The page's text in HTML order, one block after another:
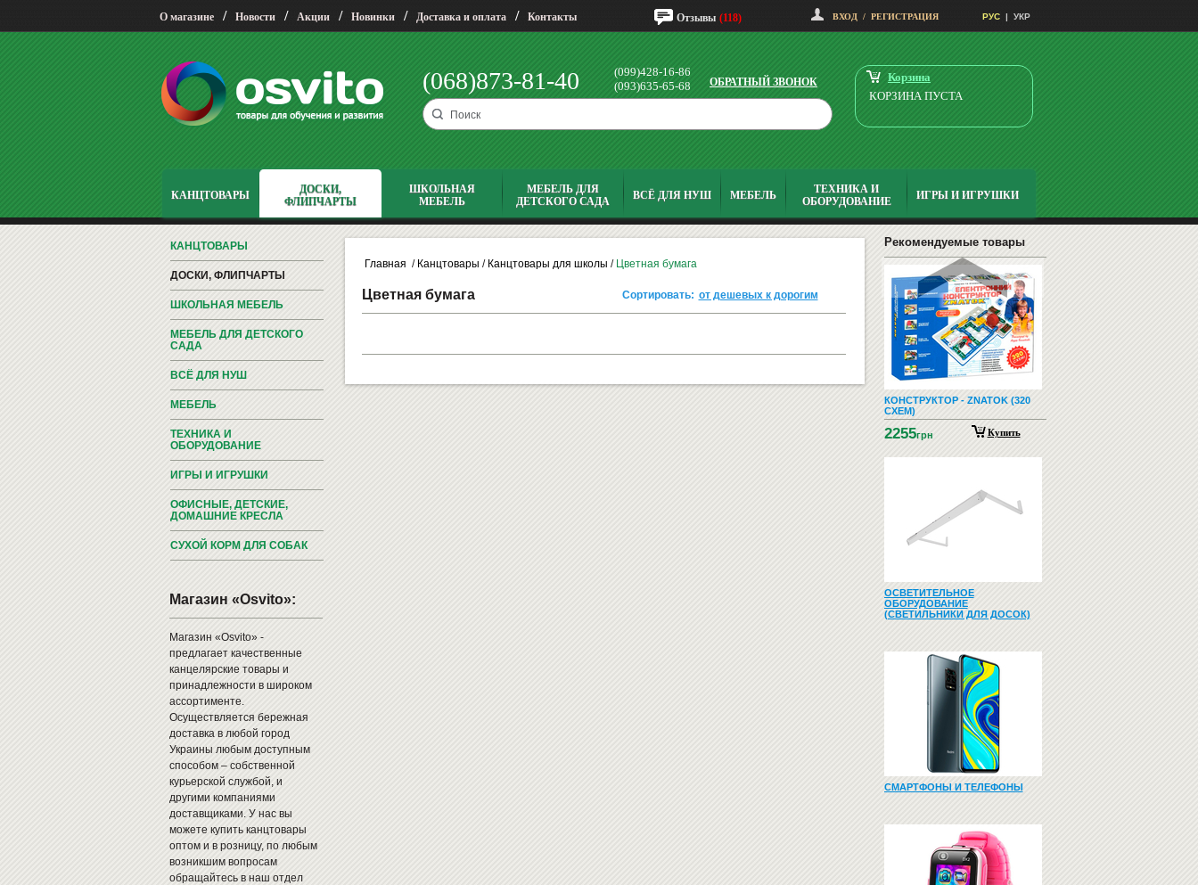
О магазине / Новости / Акции / Новинки / Доставка и оплата / Контакты Отзывы (118) ВХОД / РЕГИСТРАЦИЯ РУС | УКР
(068)873-81-40
(099)428-16-86
(093)635-65-68
ОБРАТНЫЙ ЗВОНОК
Корзина
КОРЗИНА ПУСТА
КАНЦТОВАРЫ
ДОСКИ,
ФЛИПЧАРТЫ
ШКОЛЬНАЯ
МЕБЕЛЬ
МЕБЕЛЬ ДЛЯ
ДЕТСКОГО САДА
ВСЁ ДЛЯ НУШ МЕБЕЛЬ
ТЕХНИКА И
ОБОРУДОВАНИЕ
ИГРЫ И ИГРУШКИ
КАНЦТОВАРЫ
ДОСКИ, ФЛИПЧАРТЫ
ШКОЛЬНАЯ МЕБЕЛЬ
МЕБЕЛЬ ДЛЯ ДЕТСКОГО
САДА
ВСЁ ДЛЯ НУШ
МЕБЕЛЬ
ТЕХНИКА И
ОБОРУДОВАНИЕ
ИГРЫ И ИГРУШКИ
ОФИСНЫЕ, ДЕТСКИЕ,
ДОМАШНИЕ КРЕСЛА
СУХОЙ КОРМ ДЛЯ СОБАК
Магазин «Osvito»:
Магазин «Osvito» -
предлагает качественные
канцелярские товары и
принадлежности в широком
ассортименте.
Осуществляется бережная
доставка в любой город
Украины любым доступным
способом – собственной
курьерской службой, и
другими компаниями
доставщиками. У нас вы
можете купить канцтовары
оптом и в розницу, по любым
возникшим вопросам
обращайтесь в наш отдел
Главная / Канцтовары / Канцтовары для школы / Цветная бумага
Цветная бумага Сортировать: от дешевых к дорогим
Рекомендуемые товары
СТЕКЛЯННАЯ ДОСКА ДЛЯ
ПЛАНЕР НА МЕСЯЦ СУХ.-МАГН.
В АЛЮМИН. РАМКЕ 90X60
3907грн Купить
КОНСТРУКТОР - ZNATOK (320
СХЕМ)
2255грн Купить
ОСВЕТИТЕЛЬНОЕ
ОБОРУДОВАНИЕ
(СВЕТИЛЬНИКИ ДЛЯ ДОСОК)
СМАРТФОНЫ И ТЕЛЕФОНЫ